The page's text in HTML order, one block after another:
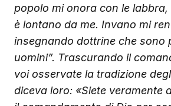
popolo mi onora con le
è lontano da me. Invano mi
insegnando dottrine che sono
uomini”. Trascurando il
voi osservate la tradizione
diceva loro: «Siete veramente